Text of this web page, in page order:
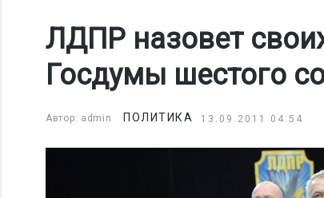
ЛДПР назовет
Госдумы шестого
Автор: admin ПОЛИТИКА 13.09.2011 04:54